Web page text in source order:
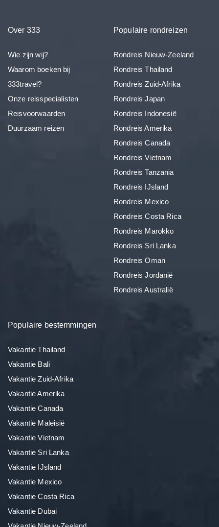
Over 333
Wie zijn wij?
Waarom boeken bij
333travel?
Onze reisspecialisten
Reisvoorwaarden
Duurzaam reizen
Populaire rondreizen
Rondreis Nieuw-Zeeland
Rondreis Thailand
Rondreis Zuid-Afrika
Rondreis Japan
Rondreis Indonesië
Rondreis Amerika
Rondreis Canada
Rondreis Vietnam
Rondreis Tanzania
Rondreis IJsland
Rondreis Mexico
Rondreis Costa Rica
Rondreis Marokko
Rondreis Sri Lanka
Rondreis Oman
Rondreis Jordanië
Rondreis Australië
Populaire bestemmingen
Vakantie Thailand
Vakantie Bali
Vakantie Zuid-Afrika
Vakantie Amerika
Vakantie Canada
Vakantie Maleisië
Vakantie Vietnam
Vakantie Sri Lanka
Vakantie IJsland
Vakantie Mexico
Vakantie Costa Rica
Vakantie Dubai